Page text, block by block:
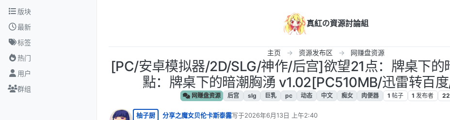
跳转至内容
版块
最新
标签
热门
用户
群组
真紅の資源討論組
主页 资源发布区 网赚盘资源
[PC/安卓模拟器/2D/SLG/神作/后宫]欲望21点：牌桌下的
點：牌桌下的暗潮胸湧 v1.02[PC510MB/迅雷转百
网赚盘资源 后宫 slg 巨乳 pc 动态 中文 痴女 肉便器 1 帖子 1 发布者
柚子厨 分享之魔女贝伦卡斯泰露写于2026年6月13日 上午2:40